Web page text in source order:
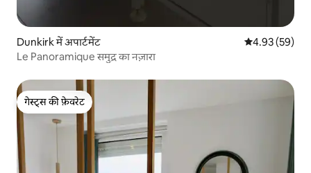
Dunkirk में अपार्टमेंट औसत रेटिंग 5 में
4.93 (59)
Le Panoramique समुद्र का नज़ारा
गेस्ट्स की फ़ेवरेट
गेस्ट्स की फ़ेवरेट